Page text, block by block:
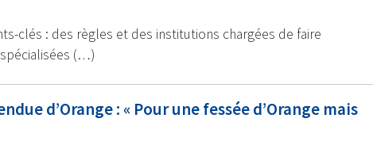
clés : des règles et des institutions chargées de faire
(…)
d’Orange : « Pour une fessée d’Orange mais